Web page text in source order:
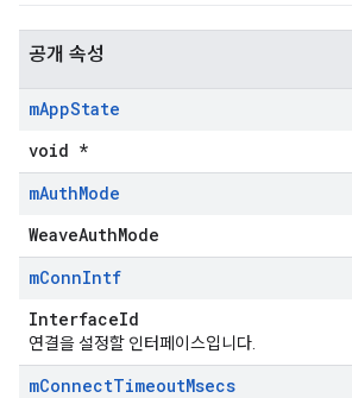
공개 속성
mAppState
void *
mAuthMode
WeaveAuthMode
mConnIntf
InterfaceId
연결을 설정할 인터페이스입니다.
mConnectTimeoutMsecs